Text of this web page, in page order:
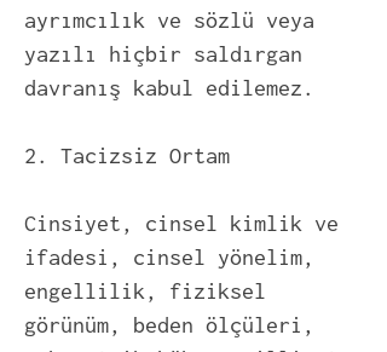
ayrımcılık ve sözlü veya
yazılı hiçbir saldırgan
davranış kabul edilemez.
2. Tacizsiz Ortam
Cinsiyet, cinsel kimlik ve
ifadesi, cinsel yönelim,
engellilik, fiziksel
görünüm, beden ölçüleri,